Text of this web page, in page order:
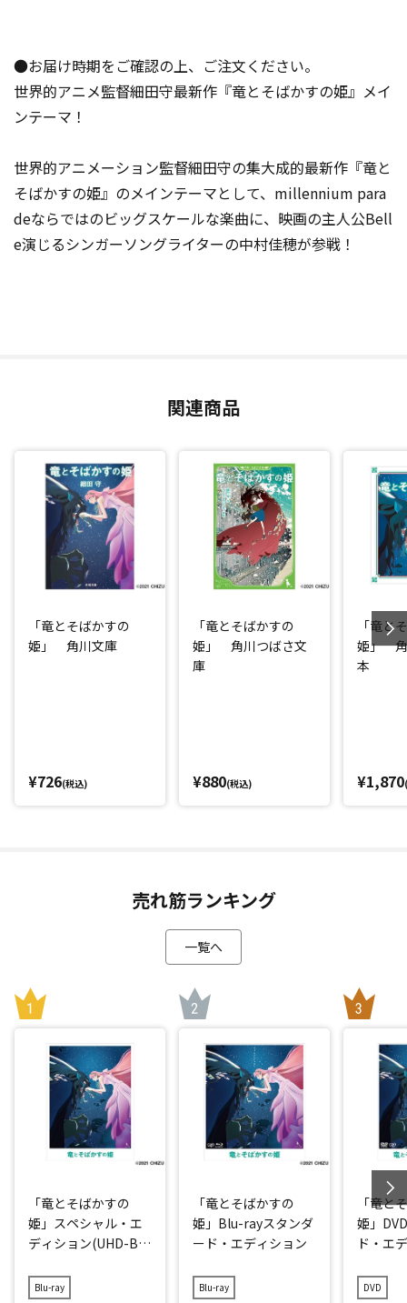
●お届け時期をご確認の上、ご注文ください。
世界的アニメ監督細田守最新作『竜とそばかすの姫』メイ
ンテーマ！
世界的アニメーション監督細田守の集大成的最新作『竜と
そばかすの姫』のメインテーマとして、millennium para
deならではのビッグスケールな楽曲に、映画の主人公Bell
e演じるシンガーソングライターの中村佳穂が参戦！
関連商品
「竜とそばかすの
姫」 角川文庫
¥726(税込)
「竜とそばかすの
姫」 角川つばさ文
庫
¥880(税込)
「竜と
姫」 角
本
¥1,870
売れ筋ランキング
一覧へ
「竜とそばかすの
姫」スペシャル・エ
ディション(UHD-BD
Blu-ray
「竜とそばかすの
姫」Blu-rayスタンダ
ード・エディション
Blu-ray
「竜と
姫」
ド・エ
DVD